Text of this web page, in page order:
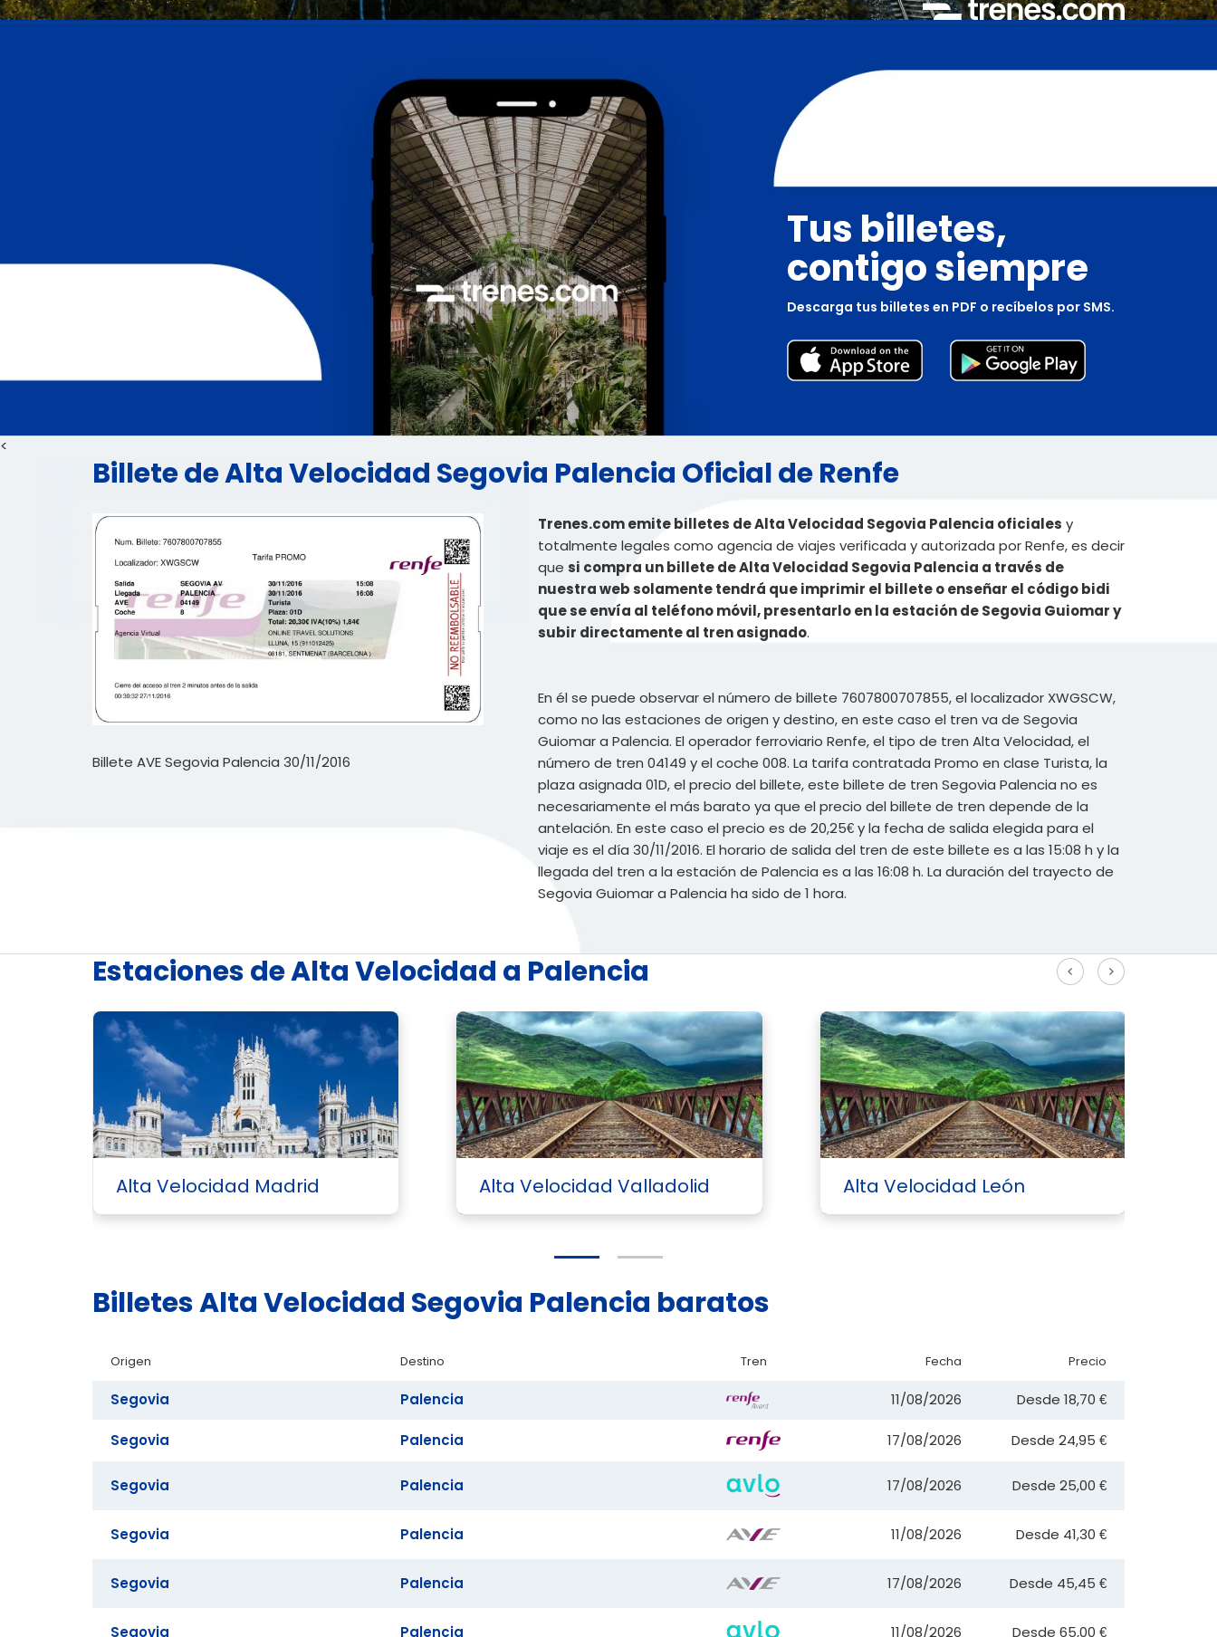
Tus billetes,
contigo siempre
Descarga tus billetes en PDF o recíbelos por SMS.
<
Billete de Alta Velocidad Segovia Palencia Oficial de Renfe
Billete AVE Segovia Palencia 30/11/2016
Trenes.com emite billetes de Alta Velocidad Segovia Palencia oficiales y
totalmente legales como agencia de viajes verificada y autorizada por Renfe, es decir
que si compra un billete de Alta Velocidad Segovia Palencia a través de
nuestra web solamente tendrá que imprimir el billete o enseñar el código bidi
que se envía al teléfono móvil, presentarlo en la estación de Segovia Guiomar y
subir directamente al tren asignado.
En él se puede observar el número de billete 7607800707855, el localizador XWGSCW,
como no las estaciones de origen y destino, en este caso el tren va de Segovia
Guiomar a Palencia. El operador ferroviario Renfe, el tipo de tren Alta Velocidad, el
número de tren 04149 y el coche 008. La tarifa contratada Promo en clase Turista, la
plaza asignada 01D, el precio del billete, este billete de tren Segovia Palencia no es
necesariamente el más barato ya que el precio del billete de tren depende de la
antelación. En este caso el precio es de 20,25€ y la fecha de salida elegida para el
viaje es el día 30/11/2016. El horario de salida del tren de este billete es a las 15:08 h y la
llegada del tren a la estación de Palencia es a las 16:08 h. La duración del trayecto de
Segovia Guiomar a Palencia ha sido de 1 hora.
Estaciones de Alta Velocidad a Palencia
Alta Velocidad Madrid Alta Velocidad Valladolid Alta Velocidad León
Billetes Alta Velocidad Segovia Palencia baratos
Origen Destino Tren Fecha Precio
Segovia Palencia 11/08/2026 Desde 18,70 €
Segovia Palencia 17/08/2026 Desde 24,95 €
Segovia Palencia 17/08/2026 Desde 25,00 €
Segovia Palencia 11/08/2026 Desde 41,30 €
Segovia Palencia 17/08/2026 Desde 45,45 €
Segovia Palencia 11/08/2026 Desde 65,00 €